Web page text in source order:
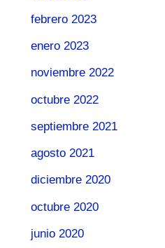
febrero 2023
enero 2023
noviembre 2022
octubre 2022
septiembre 2021
agosto 2021
diciembre 2020
octubre 2020
junio 2020